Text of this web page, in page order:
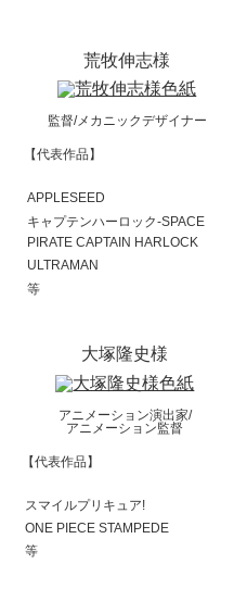
荒牧伸志様
監督/メカニックデザイナー
【代表作品】
APPLESEED
キャプテンハーロック-SPACE
PIRATE CAPTAIN HARLOCK
ULTRAMAN
等
大塚隆史様
アニメーション演出家/
アニメーション監督
【代表作品】
スマイルプリキュア!
ONE PIECE STAMPEDE
等